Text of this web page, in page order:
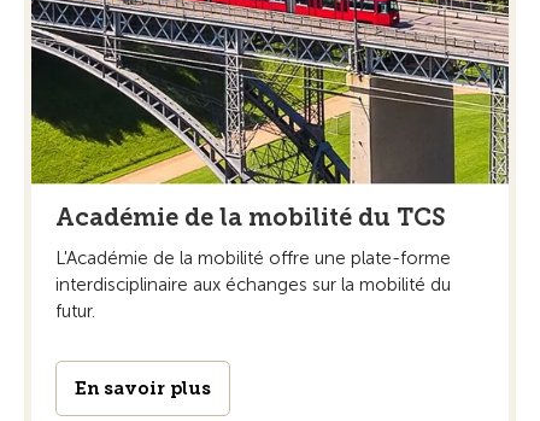
Académie de la mobilité du TCS
L'Académie de la mobilité offre une plate-forme
interdisciplinaire aux échanges sur la mobilité du
futur.
En savoir plus